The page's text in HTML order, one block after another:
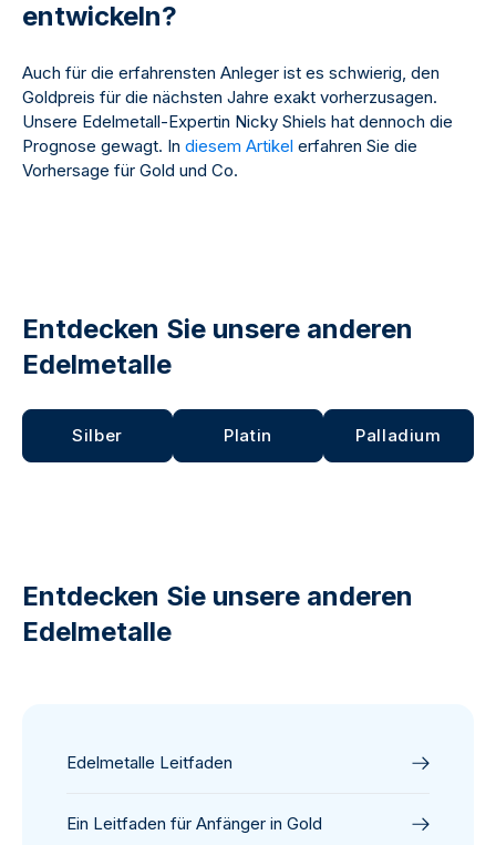
entwickeln?
Auch für die erfahrensten Anleger ist es schwierig, den
Goldpreis für die nächsten Jahre exakt vorherzusagen.
Unsere Edelmetall-Expertin Nicky Shiels hat dennoch die
Prognose gewagt. In diesem Artikel erfahren Sie die
Vorhersage für Gold und Co.
Entdecken Sie unsere anderen
Edelmetalle
Silber Platin Palladium
Entdecken Sie unsere anderen
Edelmetalle
Edelmetalle Leitfaden
Ein Leitfaden für Anfänger in Gold